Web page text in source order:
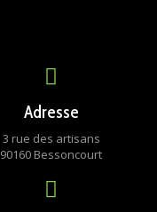
Adresse
3 rue des artisans
90160 Bessoncourt